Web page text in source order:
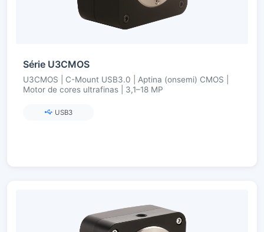
Série U3CMOS
U3CMOS | C-Mount USB3.0 | Aptina (onsemi) CMOS |
Motor de cores ultrafinas | 3,1–18 MP
USB3